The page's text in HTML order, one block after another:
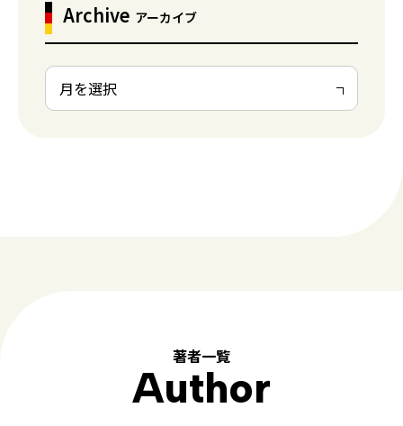
Archive アーカイブ
著者一覧
Author